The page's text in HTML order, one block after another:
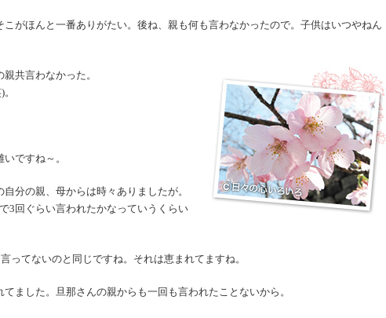
こがほんと一番ありがたい。後ね、親も何も言わなかったので。子供はいつやねん
共言わなかった。
ですね～。
自分の親、母からは時々ありましたが。
3回ぐらい言われたかなっていうくらい
ってないのと同じですね。それは恵まれてますね。
てました。旦那さんの親からも一回も言われたことないから。